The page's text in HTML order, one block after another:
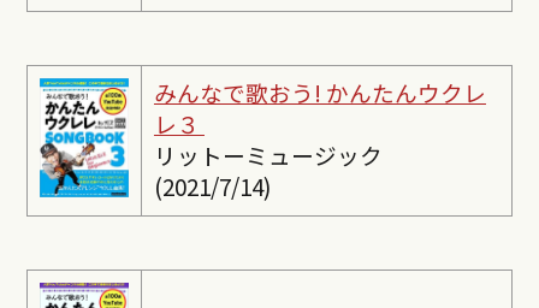
みんなで歌おう! かんたんウクレ
レ３
リットーミュージック
(2021/7/14)